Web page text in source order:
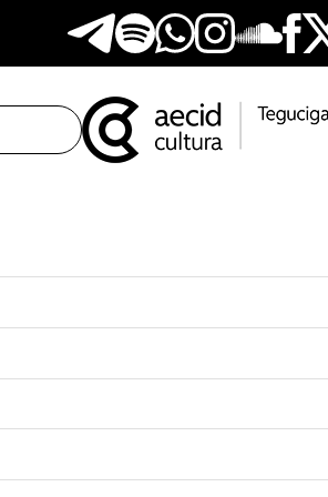
Telegram
SpotifyWhatsapp
Instagram X